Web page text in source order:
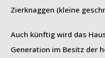
Zierknaggen (kleine
Auch künftig wird das
Generation im Besitz der